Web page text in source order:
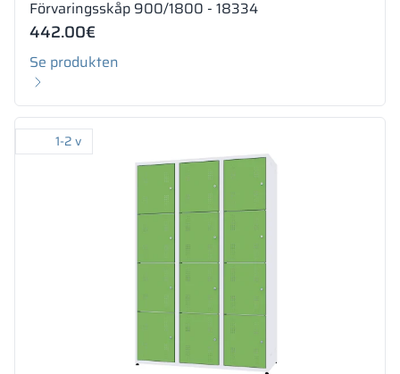
Förvaringsskåp 900/1800 - 18334
442.00€
Se produkten
1-2 v